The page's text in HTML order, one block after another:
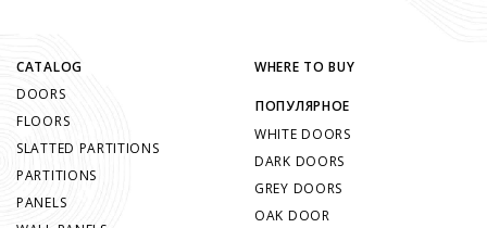
CATALOG
DOORS
FLOORS
SLATTED PARTITIONS
PARTITIONS
PANELS
WHERE TO BUY
ПОПУЛЯРНОЕ
WHITE DOORS
DARK DOORS
GREY DOORS
OAK DOOR